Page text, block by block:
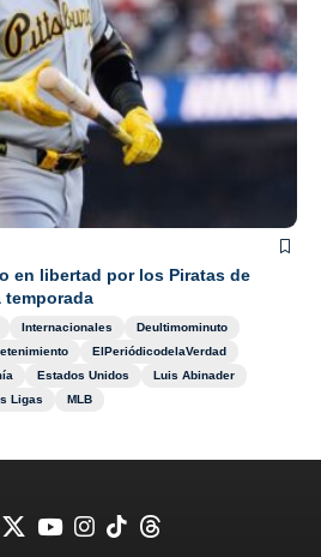
en libertad por los Piratas de
Internacionales
Deultimominuto
ElPeriódicodelaVerdad
Estados Unidos
Luis Abinader
Ligas MLB